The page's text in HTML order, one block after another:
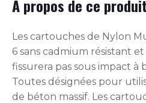
À propos de ce
Les cartouches de Nylon
6 sans cadmium résistant
fissurera pas sous impact à
Toutes désignées pour
de béton massif. Les